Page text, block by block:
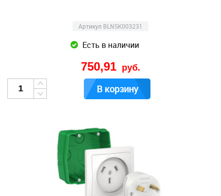
Артикул BLNSK003231
Есть в наличии
750,91 руб.
В корзину